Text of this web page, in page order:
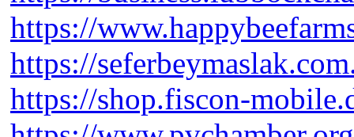
https://
https://
https://shop.fiscon-